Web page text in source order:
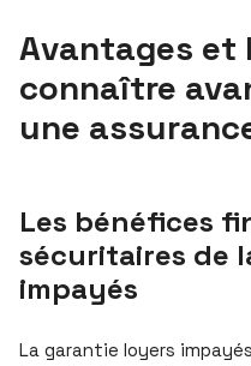
Avantages et
connaître
une
Les bénéfices
sécuritaires de
impayés
La garantie loyers